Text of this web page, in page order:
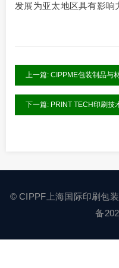
发展为亚太地区具有影响
上一篇: CIPPME包装制品与
下一篇: PRINT TECH印刷技
©CIPPF上海国际印刷包
备